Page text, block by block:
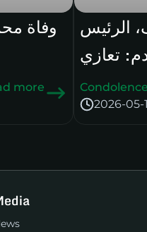
وفاة
more
الرئيس
تعازي
الوطنية
2026-05-